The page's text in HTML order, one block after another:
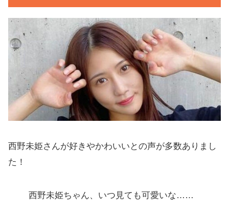
西野未姫さんが好きやかわいいとの声が多数ありまし
た！
西野未姫ちゃん、いつ見ても可愛いな……